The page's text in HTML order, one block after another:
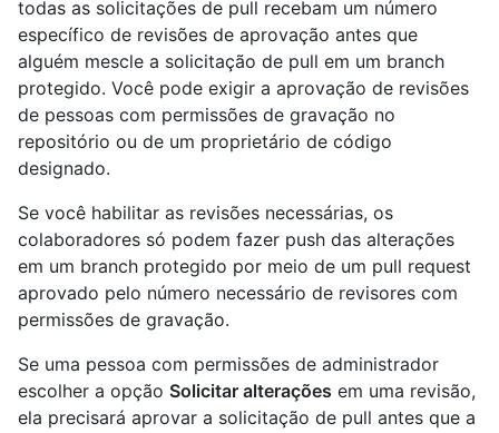
todas as solicitações de pull recebam um número
específico de revisões de aprovação antes que
alguém mescle a solicitação de pull em um branch
protegido. Você pode exigir a aprovação de revisões
de pessoas com permissões de gravação no
repositório ou de um proprietário de código
designado.
Se você habilitar as revisões necessárias, os
colaboradores só podem fazer push das alterações
em um branch protegido por meio de um pull request
aprovado pelo número necessário de revisores com
permissões de gravação.
Se uma pessoa com permissões de administrador
escolher a opção Solicitar alterações em uma revisão,
ela precisará aprovar a solicitação de pull antes que a